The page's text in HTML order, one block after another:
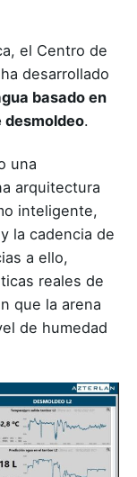
el Centro de
desarrollado
basado en
desmoldeo.
una
arquitectura
inteligente,
la cadencia de
a ello,
reales de
que la arena
de humedad